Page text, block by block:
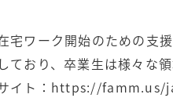
宅ワーク開始のための支
ており、卒業生は様々な
イト： https://famm.us/